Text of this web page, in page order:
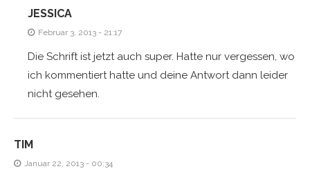
JESSICA
Februar 3, 2013 - 21:17
Die Schrift ist jetzt auch super. Hatte nur vergessen, wo
ich kommentiert hatte und deine Antwort dann leider
nicht gesehen.
TIM
Januar 22, 2013 - 00:34